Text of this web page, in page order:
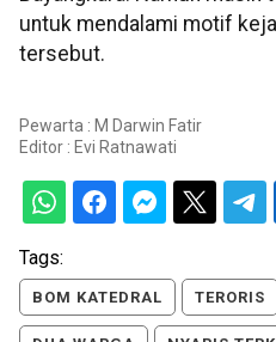
untuk mendalami motif
tersebut.
Pewarta : M Darwin Fatir
Editor : Evi Ratnawati
Tags:
BOM KATEDRAL TERORIS